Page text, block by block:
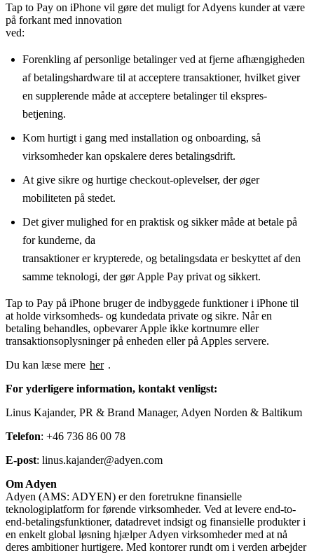
Tap to Pay on iPhone vil gøre det muligt for Adyens kunder at være
på forkant med innovation
ved:
Forenkling af personlige betalinger ved at fjerne afhængigheden
af betalingshardware til at acceptere transaktioner, hvilket giver
en supplerende måde at acceptere betalinger til ekspres-
betjening.
Kom hurtigt i gang med installation og onboarding, så
virksomheder kan opskalere deres betalingsdrift.
At give sikre og hurtige checkout-oplevelser, der øger
mobiliteten på stedet.
Det giver mulighed for en praktisk og sikker måde at betale på
for kunderne, da
transaktioner er krypterede, og betalingsdata er beskyttet af den
samme teknologi, der gør Apple Pay privat og sikkert.
Tap to Pay på iPhone bruger de indbyggede funktioner i iPhone til
at holde virksomheds- og kundedata private og sikre. Når en
betaling behandles, opbevarer Apple ikke kortnumre eller
transaktionsoplysninger på enheden eller på Apples servere.
Du kan læse mere her
For yderligere information, kontakt venligst:
Linus Kajander, PR & Brand Manager, Adyen Norden & Baltikum
Telefon: +46 736 86 00 78
E-post: linus.kajander@adyen.com
Om Adyen
Adyen (AMS: ADYEN) er den foretrukne finansielle
teknologiplatform for førende virksomheder. Ved at levere end-to-
end-betalingsfunktioner, datadrevet indsigt og finansielle produkter i
en enkelt global løsning hjælper Adyen virksomheder med at nå
deres ambitioner hurtigere. Med kontorer rundt om i verden arbejder